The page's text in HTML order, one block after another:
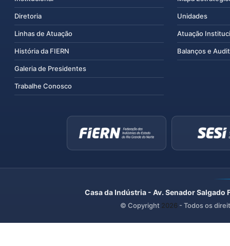
Diretoria
Linhas de Atuação
História da FIERN
Galeria de Presidentes
Trabalhe Conosco
Unidades
Atuação
Balanços e
Casa da Indústria - Av. Senador
© Copyright 2026 - Todos os